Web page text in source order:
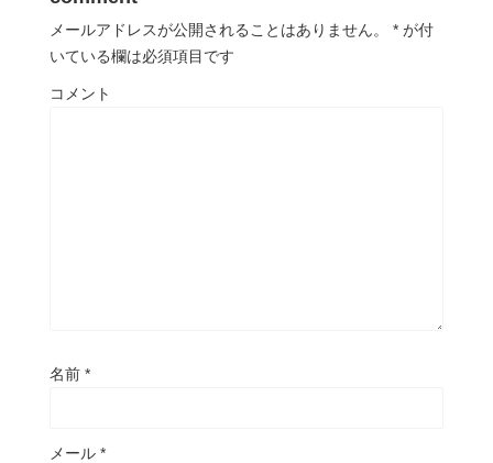
メールアドレスが公開されることはありません。 * が付
いている欄は必須項目です
コメント
名前 *
メール *